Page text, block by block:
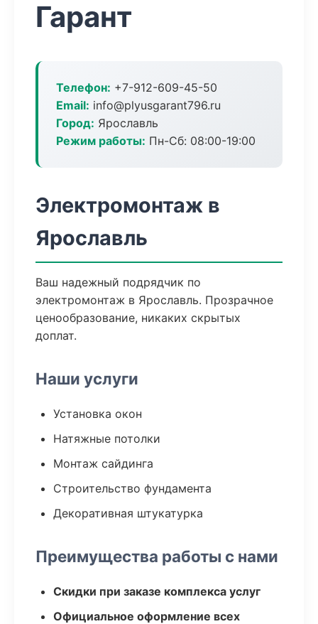
Гарант
Телефон: +7-912-609-45-50
Email: info@plyusgarant796.ru
Город: Ярославль
Режим работы: Пн-Сб: 08:00-19:00
Электромонтаж в
Ярославль
Ваш надежный подрядчик по
электромонтаж в Ярославль. Прозрачное
ценообразование, никаких скрытых
доплат.
Наши услуги
Установка окон
Натяжные потолки
Монтаж сайдинга
Строительство фундамента
Декоративная штукатурка
Преимущества работы с нами
Скидки при заказе комплекса услуг
Официальное оформление всех